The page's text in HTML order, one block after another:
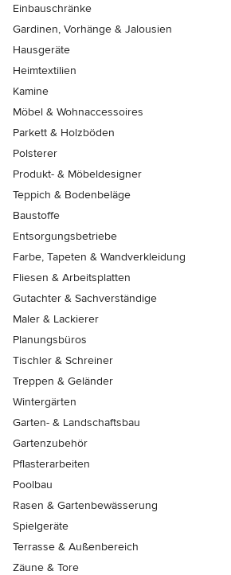
Einbauschränke
Gardinen, Vorhänge & Jalousien
Hausgeräte
Heimtextilien
Kamine
Möbel & Wohnaccessoires
Parkett & Holzböden
Polsterer
Produkt- & Möbeldesigner
Teppich & Bodenbeläge
Baustoffe
Entsorgungsbetriebe
Farbe, Tapeten & Wandverkleidung
Fliesen & Arbeitsplatten
Gutachter & Sachverständige
Maler & Lackierer
Planungsbüros
Tischler & Schreiner
Treppen & Geländer
Wintergärten
Garten- & Landschaftsbau
Gartenzubehör
Pflasterarbeiten
Poolbau
Rasen & Gartenbewässerung
Spielgeräte
Terrasse & Außenbereich
Zäune & Tore